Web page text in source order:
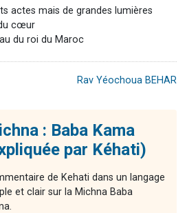
actes mais de grandes lumières
cœur
du roi du Maroc
Rav Yéochoua BEHAR
: Baba Kama
par Kéhati)
de Kehati dans un langage
et clair sur la Michna Baba